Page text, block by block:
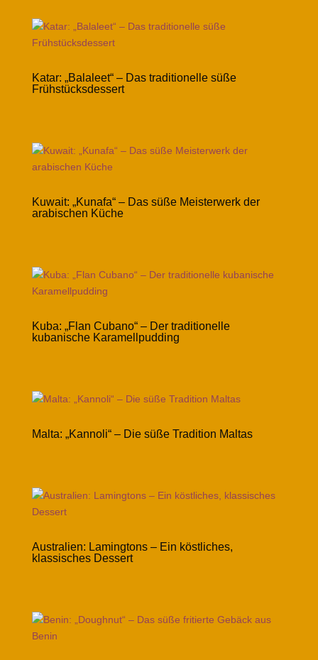
Katar: „Balaleet“ – Das traditionelle süße
Frühstücksdessert
Kuwait: „Kunafa“ – Das süße Meisterwerk der
arabischen Küche
Kuba: „Flan Cubano“ – Der traditionelle
kubanische Karamellpudding
Malta: „Kannoli“ – Die süße Tradition Maltas
Australien: Lamingtons – Ein köstliches,
klassisches Dessert